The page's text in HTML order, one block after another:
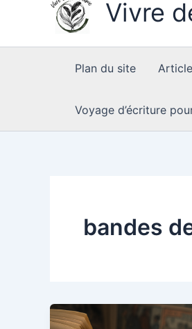
Vivre
Plan du site
Voyage d’écriture
bandes